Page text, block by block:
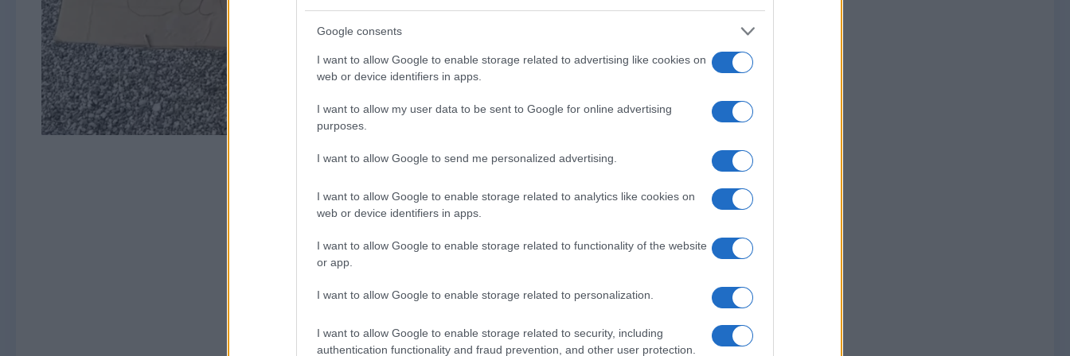
Google consents
I want to allow Google to enable storage related to advertising like cookies on
web or device identifiers in apps.
I want to allow my user data to be sent to Google for online advertising
purposes.
I want to allow Google to send me personalized advertising.
I want to allow Google to enable storage related to analytics like cookies on
web or device identifiers in apps.
I want to allow Google to enable storage related to functionality of the website
or app.
I want to allow Google to enable storage related to personalization.
I want to allow Google to enable storage related to security, including
authentication functionality and fraud prevention, and other user protection.